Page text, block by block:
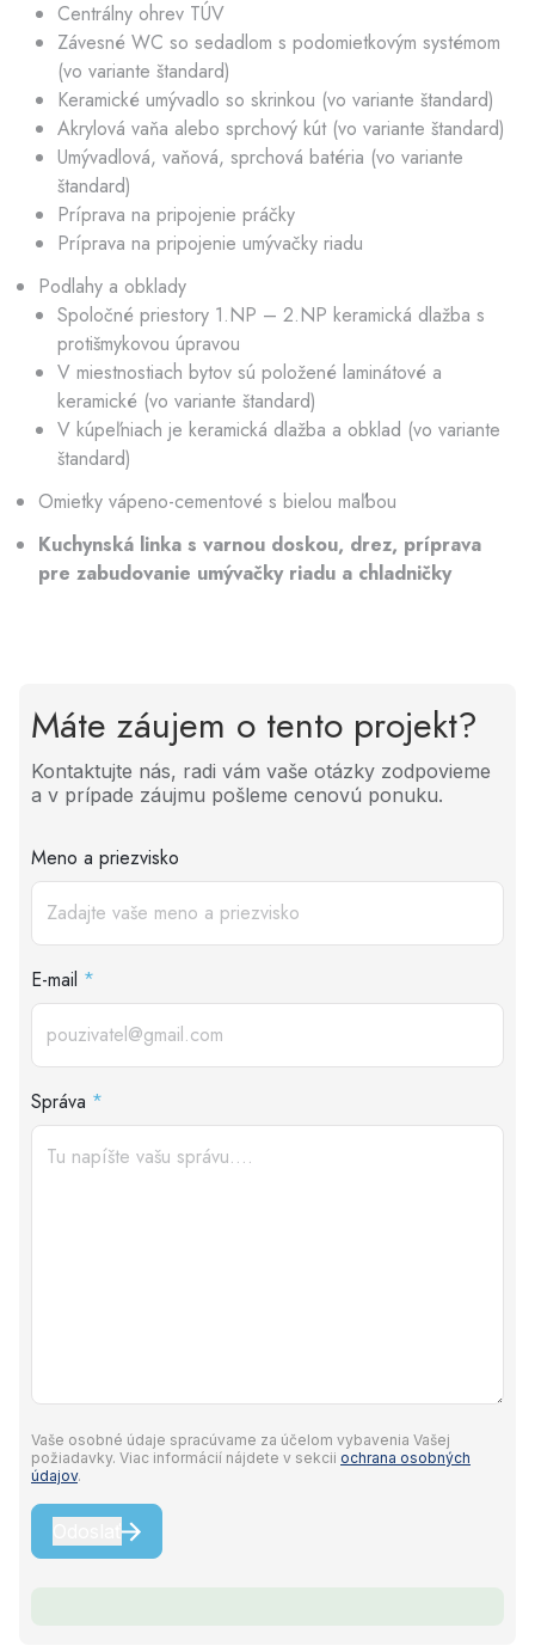
Centrálny ohrev TÚV
Závesné WC so sedadlom s podomietkovým systémom
(vo variante štandard)
Keramické umývadlo so skrinkou (vo variante štandard)
Akrylová vaňa alebo sprchový kút (vo variante štandard)
Umývadlová, vaňová, sprchová batéria (vo variante
štandard)
Príprava na pripojenie práčky
Príprava na pripojenie umývačky riadu
Podlahy a obklady
Spoločné priestory 1.NP – 2.NP keramická dlažba s
protišmykovou úpravou
V miestnostiach bytov sú položené laminátové a
keramické (vo variante štandard)
V kúpeľniach je keramická dlažba a obklad (vo variante
štandard)
Omietky vápeno-cementové s bielou maľbou
Kuchynská linka s varnou doskou, drez, príprava
pre zabudovanie umývačky riadu a chladničky
Máte záujem o tento projekt?
Kontaktujte nás, radi vám vaše otázky zodpovieme
a v prípade záujmu pošleme cenovú ponuku.
Meno a priezvisko
E-mail *
Správa *
Vaše osobné údaje spracúvame za účelom vybavenia Vašej
požiadavky. Viac informácií nájdete v sekcii ochrana osobných
údajov.